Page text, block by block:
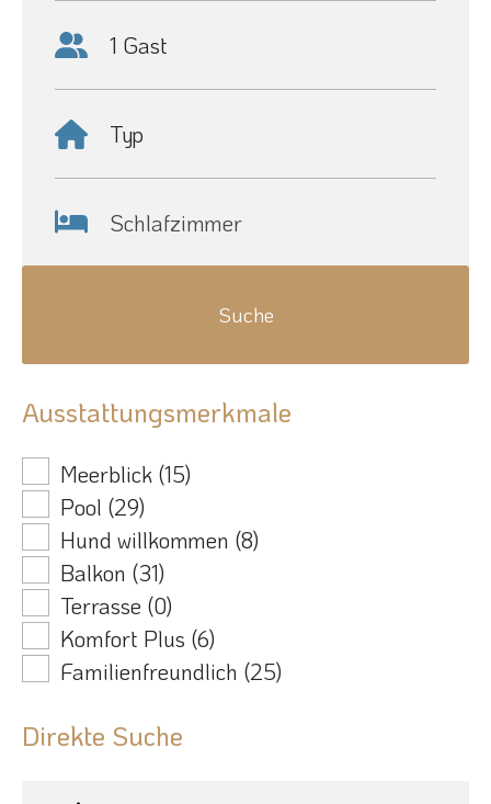
1 Gast
Typ
Schlafzimmer
Ausstattungsmerkmale
Meerblick (15)
Pool (29)
Hund willkommen (8)
Balkon (31)
Terrasse (0)
Komfort Plus (6)
Familienfreundlich (25)
Direkte Suche